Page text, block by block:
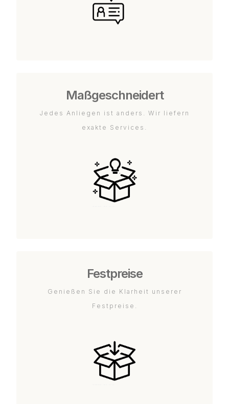
Maßgeschneidert
Jedes Anliegen ist anders. Wir liefern
exakte Services.
Festpreise
Genießen Sie die Klarheit unserer
Festpreise.